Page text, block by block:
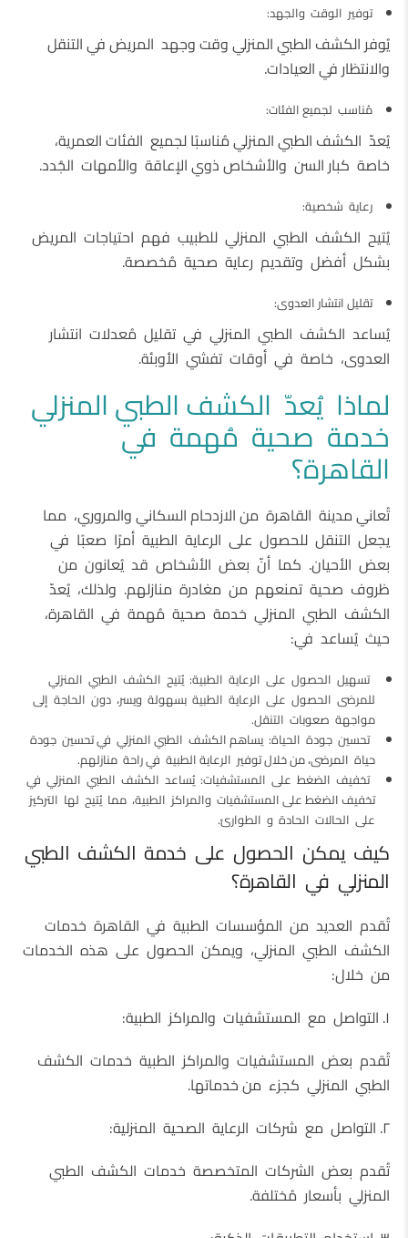
توفير الوقت والجهد:
يُوفر الكشف الطبي المنزلي وقت وجهد المريض في التنقل
والانتظار في العيادات.
مُناسب لجميع الفئات:
يُعدّ الكشف الطبي المنزلي مُناسبًا لجميع الفئات العمرية،
خاصة كبار السن والأشخاص ذوي الإعاقة والأمهات الجُدد.
رعاية شخصية:
يُتيح الكشف الطبي المنزلي للطبيب فهم احتياجات المريض
بشكل أفضل وتقديم رعاية صحية مُخصصة.
تقليل انتشار العدوى:
يُساعد الكشف الطبي المنزلي في تقليل مُعدلات انتشار
العدوى، خاصة في أوقات تفشي الأوبئة.
لماذا يُعدّ الكشف الطبي المنزلي
خدمة صحية مُهمة في
القاهرة؟
تُعاني مدينة القاهرة من الازدحام السكاني والمروري، مما
يجعل التنقل للحصول على الرعاية الطبية أمرًا صعبًا في
بعض الأحيان. كما أنّ بعض الأشخاص قد يُعانون من
ظروف صحية تمنعهم من مغادرة منازلهم. ولذلك، يُعدّ
الكشف الطبي المنزلي خدمة صحية مُهمة في القاهرة،
حيث يُساعد في:
تسهيل الحصول على الرعاية الطبية: يُتيح الكشف الطبي المنزلي
للمرضى الحصول على الرعاية الطبية بسهولة ويسر، دون الحاجة إلى
مواجهة صعوبات التنقل.
تحسين جودة الحياة: يساهم الكشف الطبي المنزلي في تحسين جودة
حياة المرضى، من خلال توفير الرعاية الطبية في راحة منازلهم.
تخفيف الضغط على المستشفيات: يُساعد الكشف الطبي المنزلي في
تخفيف الضغط على المستشفيات والمراكز الطبية، مما يُتيح لها التركيز
على الحالات الحادة و الطوارئ.
كيف يمكن الحصول على خدمة الكشف الطبي
المنزلي في القاهرة؟
تُقدم العديد من المؤسسات الطبية في القاهرة خدمات
الكشف الطبي المنزلي، ويمكن الحصول على هذه الخدمات
من خلال:
١. التواصل مع المستشفيات والمراكز الطبية:
تُقدم بعض المستشفيات والمراكز الطبية خدمات الكشف
الطبي المنزلي كجزء من خدماتها.
٢. التواصل مع شركات الرعاية الصحية المنزلية:
تُقدم بعض الشركات المتخصصة خدمات الكشف الطبي
المنزلي بأسعار مُختلفة.